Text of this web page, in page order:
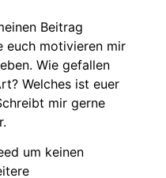
Beitrag
euch motivieren mir
Wie gefallen
Welches ist euer
mir gerne
um keinen